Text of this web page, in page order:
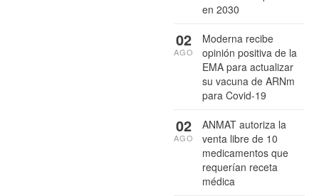
en 2030
Moderna recibe
opinión positiva de la
EMA para actualizar
su vacuna de ARNm
para Covid-19
02
AGO
ANMAT autoriza la
venta libre de 10
medicamentos que
requerían receta
médica
02
AGO